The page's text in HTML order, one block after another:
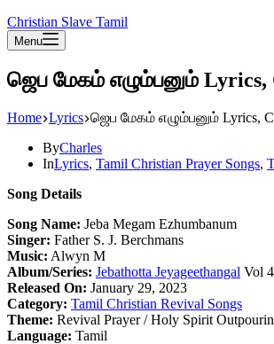
Christian Slave Tamil
Menu
ஜெப மேகம் எழும்பனும் Lyrics,
Home Lyrics ஜெப மேகம் எழும்பனும் Lyrics,
ByCharles
InLyrics, Tamil Christian Prayer Songs,
Song Details
Song Name: Jeba Megam Ezhumbanum
Singer: Father S. J. Berchmans
Music: Alwyn M
Album/Series: Jebathotta Jeyageethangal Vol
Released On: January 29, 2023
Category: Tamil Christian Revival Songs
Theme: Revival Prayer / Holy Spirit
Language: Tamil